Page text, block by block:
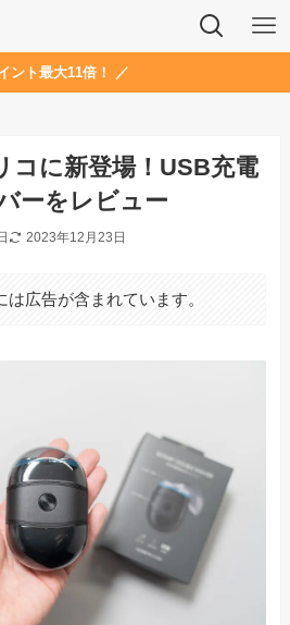
ント最大11倍！ ／
コに新登場！USB充電
ーをレビュー
2023年12月23日
広告が含まれています。